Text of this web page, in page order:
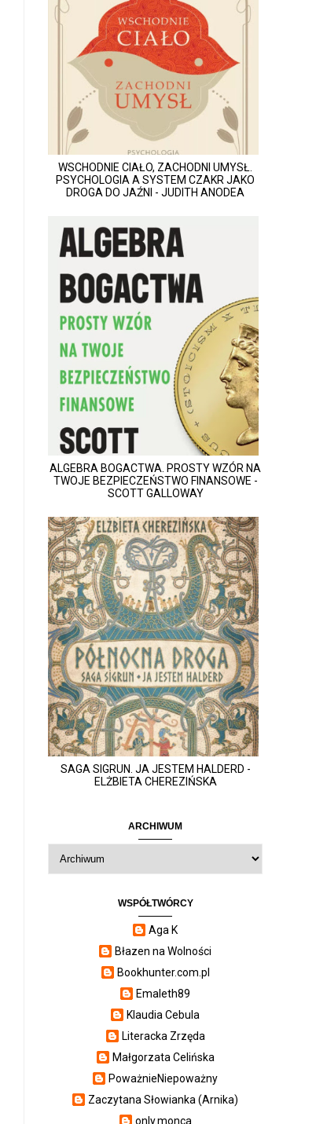
WSCHODNIE CIAŁO, ZACHODNI UMYSŁ.
PSYCHOLOGIA A SYSTEM CZAKR JAKO
DROGA DO JAŹNI - JUDITH ANODEA
ALGEBRA BOGACTWA. PROSTY WZÓR NA
TWOJE BEZPIECZEŃSTWO FINANSOWE -
SCOTT GALLOWAY
SAGA SIGRUN. JA JESTEM HALDERD -
ELŻBIETA CHEREZIŃSKA
ARCHIWUM
WSPÓŁTWÓRCY
Aga K
Błazen na Wolności
Bookhunter.com.pl
Emaleth89
Klaudia Cebula
Literacka Zrzęda
Małgorzata Celińska
PoważnieNiepoważny
Zaczytana Słowianka (Arnika)
only.monca